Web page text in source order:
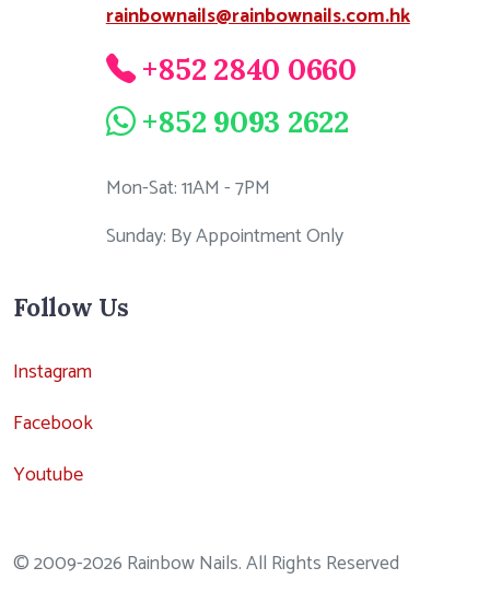
rainbownails@rainbownails.com.hk
+852 2840 0660
+852 9093 2622
Mon-Sat: 11AM - 7PM
Sunday: By Appointment Only
Follow Us
Instagram
Facebook
Youtube
© 2009-2026 Rainbow Nails. All Rights Reserved